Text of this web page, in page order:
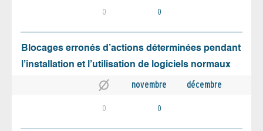
0 0
Blocages erronés d’actions déterminées pendant
l’installation et l’utilisation de logiciels normaux
novembre décembre
0 0